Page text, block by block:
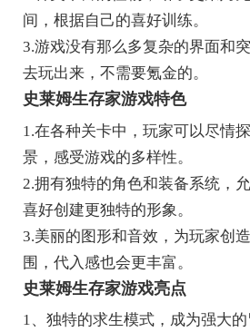
间，根据自己的喜好训练。
3.游戏没有那么多复杂的界面和
去玩出来，不需要氪金的。
史莱姆生存家游戏特色
1.在各种关卡中，玩家可以尽情
景，感受游戏的多样性。
2.拥有独特的角色和装备系统，
喜好创建更独特的形象。
3.美丽的图形和音效，为玩家创
围，代入感也会更丰富。
史莱姆生存家游戏亮点
1、独特的求生模式，成为强大